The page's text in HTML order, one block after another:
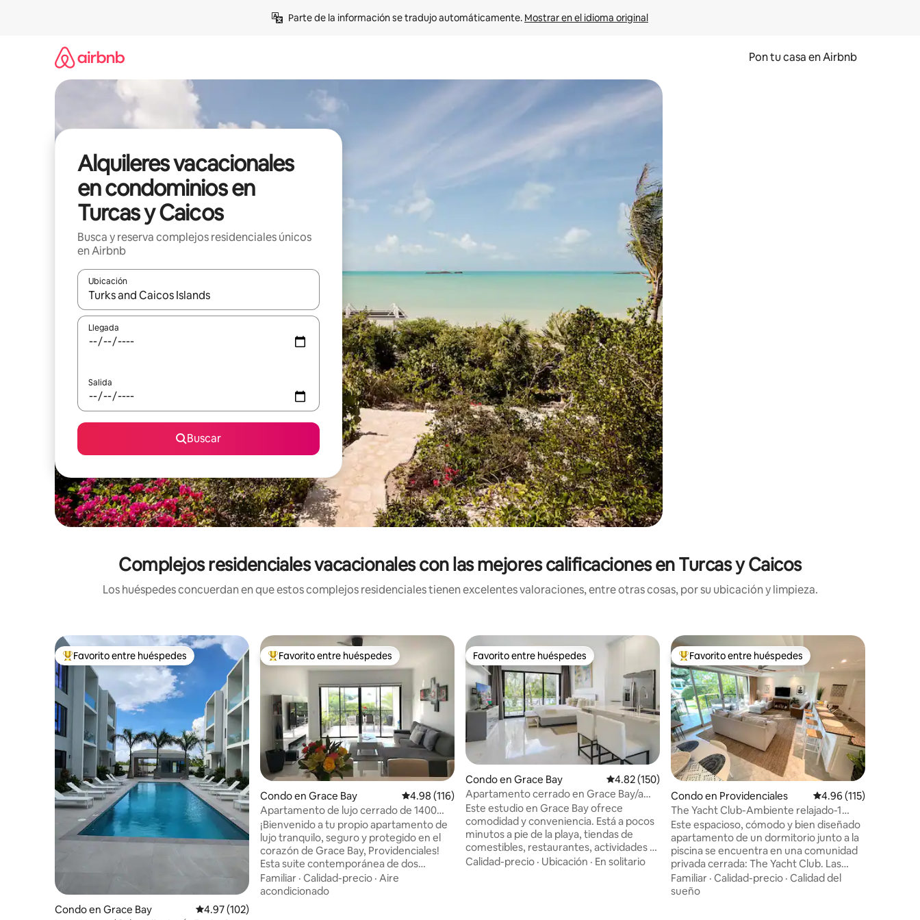
Parte de la información se tradujo automáticamente. Mostrar en el idioma original
Pon tu casa en Airbnb
Alquileres vacacionales
en condominios en
Turcas y Caicos
Busca y reserva complejos residenciales únicos
en Airbnb
Ubicación
Cuando los resultados estén disponibles, navega con las teclas de flecha hacia arriba y hacia abajo o explora con el tacto o desliza el dedo.
Llegada
Salida
Buscar
Complejos residenciales vacacionales con las mejores calificaciones en Turcas y Caicos
Los huéspedes concuerdan en que estos complejos residenciales tienen excelentes valoraciones, entre otras cosas, por su ubicación y limpieza.
Favorito entre huéspedes preferido
Favorito entre huéspedes
Condo en Grace Bay Calificación promedio: 4.97 de 5, 102 reseñas
4.97 (102)
Favorito entre huéspedes preferido
Favorito entre huéspedes
Condo en Grace Bay Calificación promedio: 4.98 de 5, 116 reseñas
4.98 (116)
Apartamento de lujo cerrado de 1400
pies cuadrados con 2 dormitorios en
Grace Bay
¡Bienvenido a tu propio apartamento de
lujo tranquilo, seguro y protegido en el
corazón de Grace Bay, Providenciales!
Esta suite contemporánea de dos
dormitorios en el segundo piso orientada
al noroeste goza de preciosas puestas de
Familiar · Calidad-precio · Aire
acondicionado
Favorito entre huéspedes
Favorito entre huéspedes
Condo en Grace Bay Calificación promedio: 4.82 de 5, 150 reseñas
4.82 (150)
Apartamento cerrado en Grace Bay/a
pocos pasos de todo
Este estudio en Grace Bay ofrece
comodidad y conveniencia. Está a pocos
minutos a pie de la playa, tiendas de
comestibles, restaurantes, actividades y
un centro médico. El apartamento
Calidad-precio · Ubicación · En solitario
Favorito entre huéspedes preferido
Favorito entre huéspedes
Condo en Providenciales Calificación promedio:
4.96 (115)
The Yacht Club-Ambiente relajado-1
dormitorio-Piscina-Playa
Este espacioso, cómodo y bien diseñado
apartamento de un dormitorio junto a la
piscina se encuentra en una comunidad
privada cerrada: The Yacht Club. Las
parejas y las familias pequeñas
apreciarán los hermosos jardines, la
Familiar · Calidad-precio · Calidad del
sueño